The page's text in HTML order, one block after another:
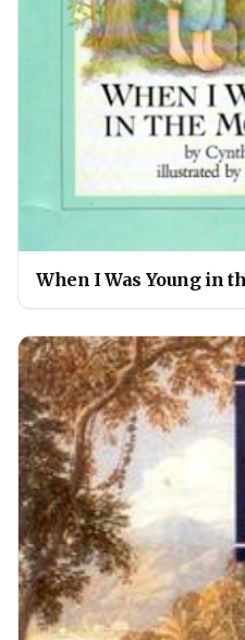
When I Was Young in